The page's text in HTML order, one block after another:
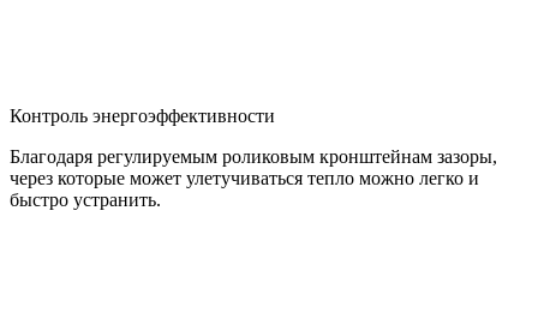
Контроль энергоэффективности
Благодаря регулируемым роликовым кронштейнам зазоры,
через которые может улетучиваться тепло можно легко и
быстро устранить.